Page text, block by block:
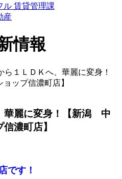
ル 賃貸管理課
産
情報
ら１ＬＤＫへ、華麗に変身！
ップ信濃町店】
華麗に変身！【新潟 中
濃町店】
です！